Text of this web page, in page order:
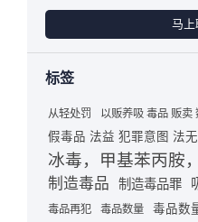
马上
标签
从轻处罚 以贩养吸 毒品 贩卖
假毒品 法益 犯罪意图 法
冰毒，甲基苯丙胺
制造毒品 制造毒品罪
毒品再犯 毒品数量 毒品数